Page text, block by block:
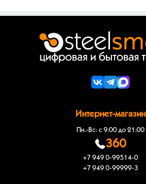
Интернет-магазин
Пн.-Вс: с 9:00 до 21:00
360
+7 949 0-99514-0
+7 949 0-99999-3